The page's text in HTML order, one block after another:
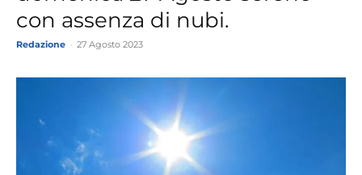
con assenza di nubi.
Redazione 27 Agosto 2023